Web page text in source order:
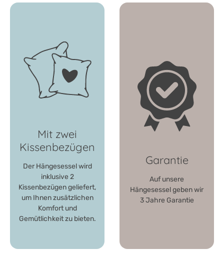
Mit zwei
Kissenbezügen
Der Hängesessel wird
inklusive 2
Kissenbezügen geliefert,
um Ihnen zusätzlichen
Komfort und
Gemütlichkeit zu bieten.
Garantie
Auf unsere
Hängesessel geben wir
3 Jahre Garantie